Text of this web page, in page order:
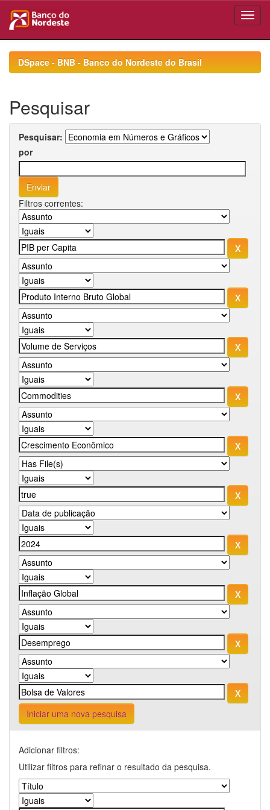
navigationDSpace - BNB - Banco do Nordeste do Brasil
Pesquisar
Pesquisar:
por
Filtros correntes:
Iniciar uma nova pesquisa
Adicionar filtros:
Utilizar filtros para refinar o resultado da pesquisa.